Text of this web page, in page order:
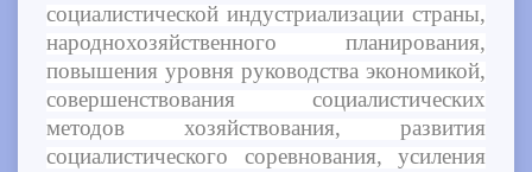
социалистической индустриализации страны,
народнохозяйственного планирования,
повышения уровня руководства экономикой,
совершенствования социалистических
методов хозяйствования, развития
социалистического соревнования, усиления